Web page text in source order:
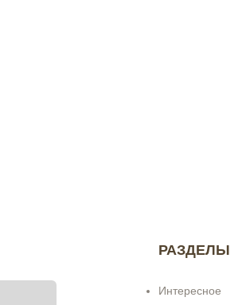
РАЗДЕЛЫ
Интересное